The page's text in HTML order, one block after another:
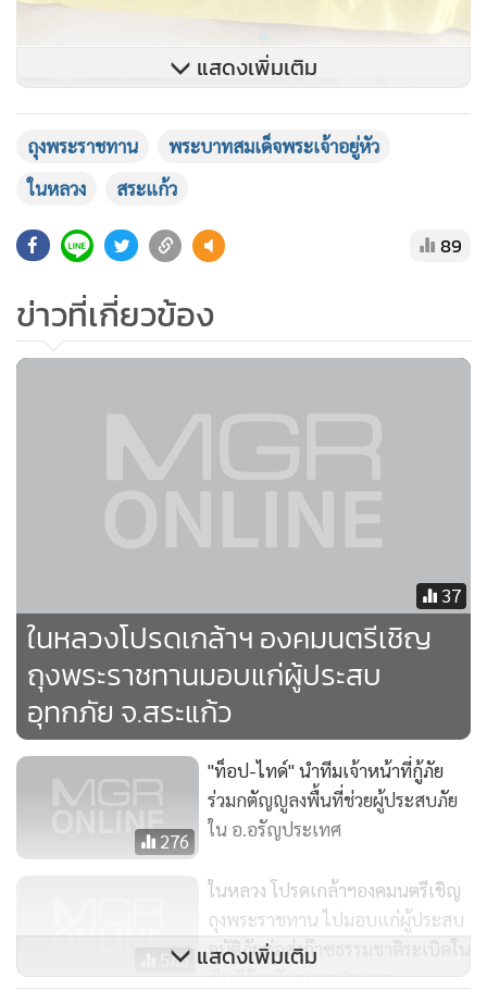
แสดงเพิ่มเติม
ถุงพระราชทาน
พระบาทสมเด็จพระเจ้าอยู่หัว
ในหลวง
สระแก้ว
89
ข่าวที่เกี่ยวข้อง
37
ในหลวงโปรดเกล้าฯ องคมนตรีเชิญ
ถุงพระราชทานมอบแก่ผู้ประสบ
อุทกภัย จ.สระแก้ว
276
"ท็อป-ไทด์" นำทีมเจ้าหน้าที่กู้ภัย
ร่วมกตัญญูลงพื้นที่ช่วยผู้ประสบภัย
ใน อ.อรัญประเทศ​
546
ในหลวง โปรดเกล้าฯองคมนตรีเชิญ
ถุงพระราชทาน ไปมอบแก่ผู้ประสบ
อุบัติภัยท่อส่งก๊าซธรรมชาติระเบิดใน
พื้นที่จังหวัดสมุทรปราการ
แสดงเพิ่มเติม